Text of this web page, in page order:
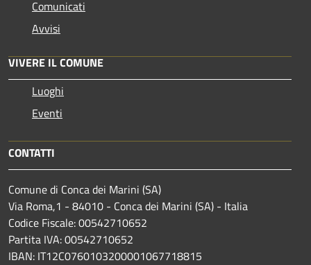
Comunicati
Avvisi
VIVERE IL COMUNE
Luoghi
Eventi
CONTATTI
Comune di Conca dei Marini (SA)
Via Roma,1 - 84010 - Conca dei Marini (SA) - Italia
Codice Fiscale: 00542710652
Partita IVA: 00542710652
IBAN: IT12C0760103200001067718815